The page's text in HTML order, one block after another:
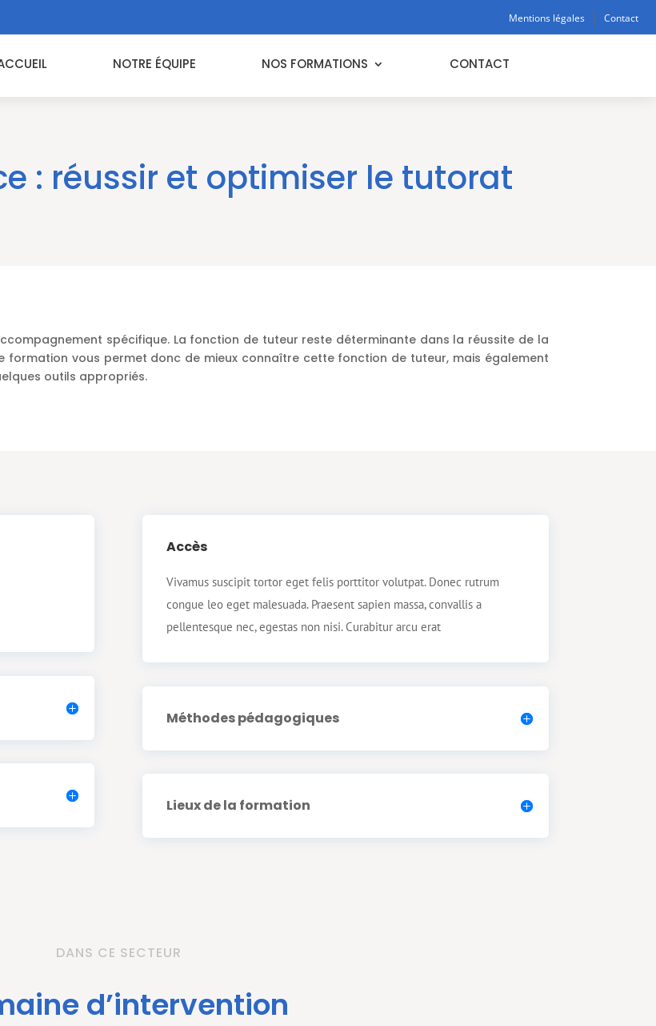
Mentions légales Contact
NOTRE ÉQUIPE NOS FORMATIONS CONTACT
: réussir et optimiser le tutorat
spécifique. La fonction de tuteur reste déterminante dans la réussite de la
formation vous permet donc de mieux connaître cette fonction de tuteur, mais également
outils appropriés.
Accès
Vivamus suscipit tortor eget felis porttitor volutpat. Donec rutrum
congue leo eget malesuada. Praesent sapien massa, convallis a
pellentesque nec, egestas non nisi. Curabitur arcu erat
Méthodes pédagogiques
Lieux de la formation
DANS CE SECTEUR
d’intervention